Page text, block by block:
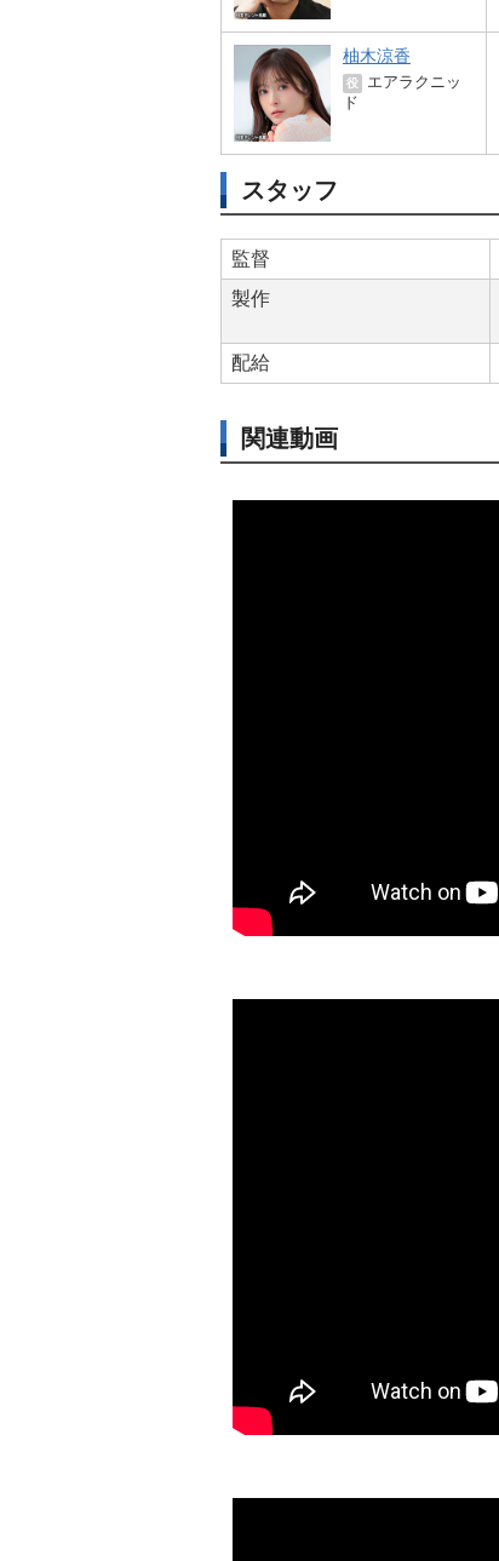
柚木涼香
役
エアラクニッ
ド
スタッフ
監督
製作
配給
関連動画